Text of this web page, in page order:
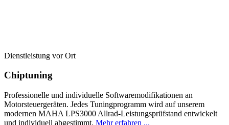
Dienstleistung vor Ort
Chiptuning
Professionelle und individuelle Softwaremodifikationen an
Motorsteuergeräten. Jedes Tuningprogramm wird auf unserem
modernen MAHA LPS3000 Allrad-Leistungsprüfstand entwickelt
und individuell abgestimmt. Mehr erfahren ...